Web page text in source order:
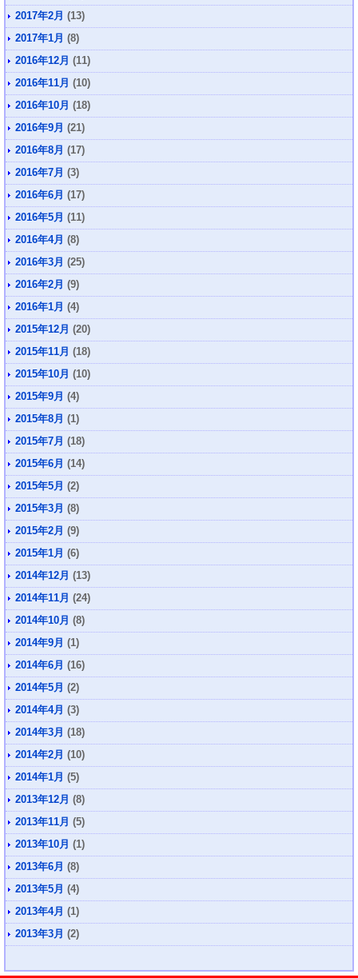
2017年2月 (13)
2017年1月 (8)
2016年12月 (11)
2016年11月 (10)
2016年10月 (18)
2016年9月 (21)
2016年8月 (17)
2016年7月 (3)
2016年6月 (17)
2016年5月 (11)
2016年4月 (8)
2016年3月 (25)
2016年2月 (9)
2016年1月 (4)
2015年12月 (20)
2015年11月 (18)
2015年10月 (10)
2015年9月 (4)
2015年8月 (1)
2015年7月 (18)
2015年6月 (14)
2015年5月 (2)
2015年3月 (8)
2015年2月 (9)
2015年1月 (6)
2014年12月 (13)
2014年11月 (24)
2014年10月 (8)
2014年9月 (1)
2014年6月 (16)
2014年5月 (2)
2014年4月 (3)
2014年3月 (18)
2014年2月 (10)
2014年1月 (5)
2013年12月 (8)
2013年11月 (5)
2013年10月 (1)
2013年6月 (8)
2013年5月 (4)
2013年4月 (1)
2013年3月 (2)